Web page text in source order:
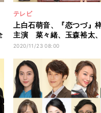
テレビ
上白石萌音、『恋つづ』
主演 菜々緒、玉森裕太
太朗とお仕事ラブコメ
2020/11/23 08:00